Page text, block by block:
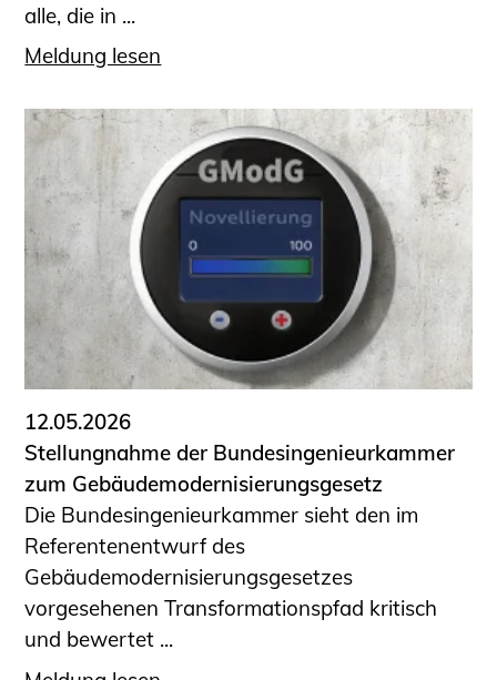
alle, die in ...
Meldung lesen
12.05.2026
Stellungnahme der Bundesingenieurkammer
zum Gebäudemodernisierungsgesetz
Die Bundesingenieurkammer sieht den im
Referentenentwurf des
Gebäudemodernisierungsgesetzes
vorgesehenen Transformationspfad kritisch
und bewertet ...